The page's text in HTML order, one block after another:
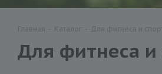
Для фитнеса и